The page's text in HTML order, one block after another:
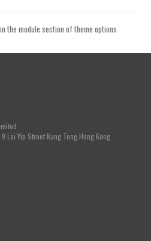
the module section of theme options
Lai Yip Street Kung Tong,Hong Kong